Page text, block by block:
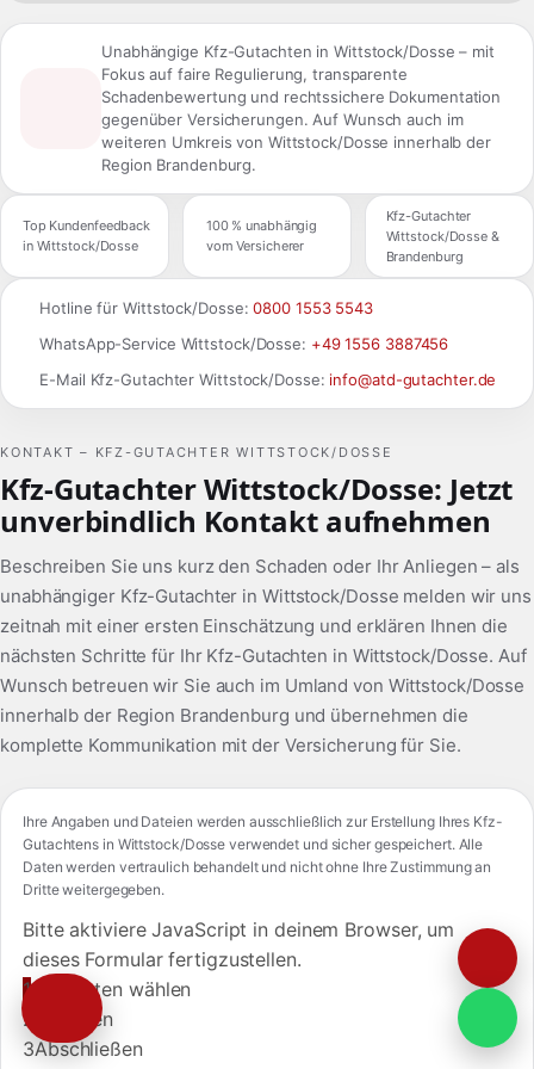
KONTAKT – KFZ-GUTACHTER WITTSTOCK/DOSSE
Kfz-Gutachter Wittstock/Dosse: Jetzt
unverbindlich Kontakt aufnehmen
Beschreiben Sie uns kurz den Schaden oder Ihr Anliegen – als
unabhängiger Kfz-Gutachter in Wittstock/Dosse melden wir uns
zeitnah mit einer ersten Einschätzung und erklären Ihnen die
nächsten Schritte für Ihr Kfz-Gutachten in Wittstock/Dosse. Auf
Wunsch betreuen wir Sie auch im Umland von Wittstock/Dosse
innerhalb der Region Brandenburg und übernehmen die
komplette Kommunikation mit der Versicherung für Sie.
Ihre Angaben und Dateien werden ausschließlich zur Erstellung Ihres Kfz-
Gutachtens in Wittstock/Dosse verwendet und sicher gespeichert. Alle
Daten werden vertraulich behandelt und nicht ohne Ihre Zustimmung an
Dritte weitergegeben.
Bitte aktiviere JavaScript in deinem Browser, um
dieses Formular fertigzustellen.
1Gutachten wählen
2
Angaben
3Abschließen
Unabhängige Kfz-Gutachten in Wittstock/Dosse – mit
Fokus auf faire Regulierung, transparente
Schadenbewertung und rechtssichere Dokumentation
gegenüber Versicherungen. Auf Wunsch auch im
weiteren Umkreis von Wittstock/Dosse innerhalb der
Region Brandenburg.
Top Kundenfeedback
in Wittstock/Dosse
100 % unabhängig
vom Versicherer
Kfz-Gutachter
Wittstock/Dosse &
Brandenburg
Hotline für Wittstock/Dosse:0800 1553 5543
WhatsApp-Service Wittstock/Dosse: +49 1556 3887456
E-Mail Kfz-Gutachter Wittstock/Dosse: info@atd-gutachter.de